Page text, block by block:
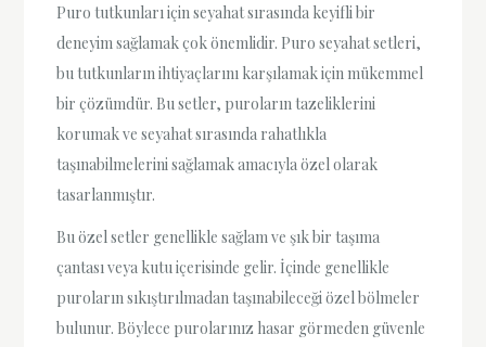
Puro tutkunları için seyahat sırasında keyifli bir
deneyim sağlamak çok önemlidir. Puro seyahat setleri,
bu tutkunların ihtiyaçlarını karşılamak için mükemmel
bir çözümdür. Bu setler, puroların tazeliklerini
korumak ve seyahat sırasında rahatlıkla
taşınabilmelerini sağlamak amacıyla özel olarak
tasarlanmıştır.
Bu özel setler genellikle sağlam ve şık bir taşıma
çantası veya kutu içerisinde gelir. İçinde genellikle
puroların sıkıştırılmadan taşınabileceği özel bölmeler
bulunur. Böylece purolarınız hasar görmeden güvenle